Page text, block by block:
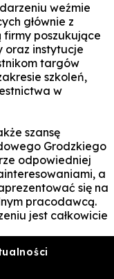
weźmie
głównie z
poszukujące
oraz instytucje
targów
szkoleń,
w
szansę
Grodzkiego
odpowiedniej
a
się na
pracodawcą.
jest całkowicie